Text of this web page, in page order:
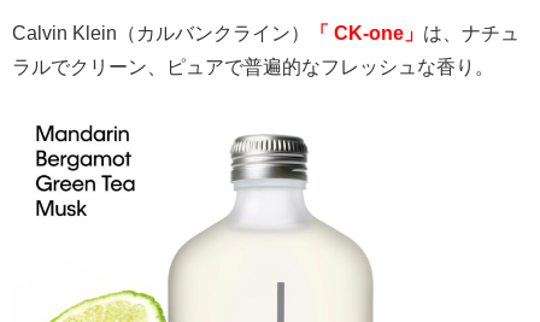
Calvin Klein （カルバンクライン） 「 CK-one」 は、ナチュ
ラルでクリーン、ピュアで普遍的なフレッシュな香り。